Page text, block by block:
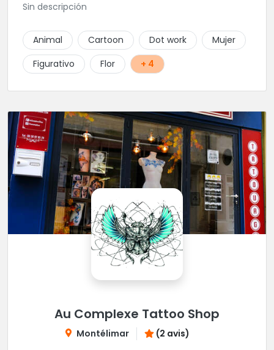
Sin descripción
Animal Cartoon Dot work
Mujer
Figurativo
Flor + 4
Au Complexe Tattoo Shop
Montélimar (2 avis)